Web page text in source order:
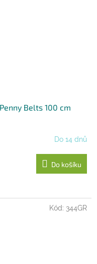
Belts 100 cm
Do 14 dnů
Do košíku
Kód: 344GR